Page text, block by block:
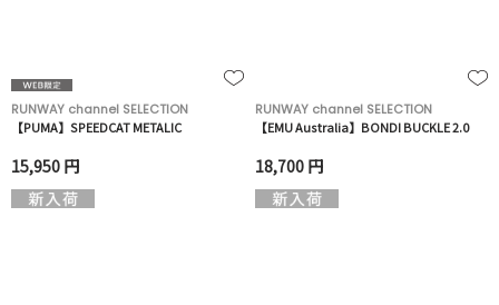
RUNWAY channel SELECTION
【PUMA】SPEEDCAT METALIC
15,950 円
RUNWAY channel SELECTION
【EMU Australia】BONDI BUCKLE 2.0
18,700 円